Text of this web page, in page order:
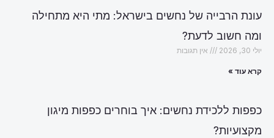
עונת הרבייה של נחשים בישראל: מתי היא מתחילה
ומה חשוב לדעת?
יולי 30, 2026 אין תגובות
קרא עוד »
כפפות ללכידת נחשים: איך בוחרים כפפות מיגון
מקצועיות?